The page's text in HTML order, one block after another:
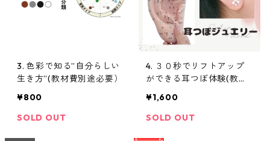
3. 色彩で知る”自分らしい
生き方”(教材費別途必要）
¥800
SOLD OUT
4. ３０秒でリフトアップ
ができる耳つぼ体験(教材
¥1,600
SOLD OUT